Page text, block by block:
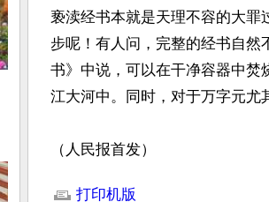
亵渎经书本就是天理不容的大
步呢！有人问，完整的经书自
书》中说，可以在干净容器中焚
江大河中。同时，对于万字元
（人民报首发）
打印机版